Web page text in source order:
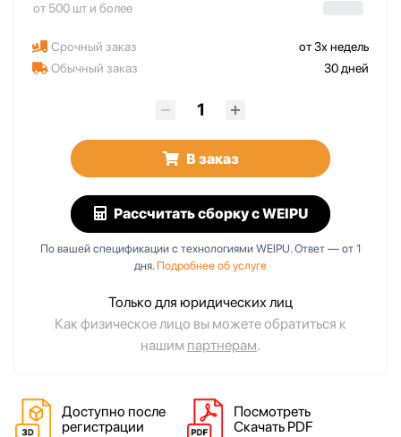
от 500 шт и более
Срочный заказ
от 3х недель
Обычный заказ
30 дней
В заказ
Рассчитать сборкус WEIPU
По вашей спецификации с технологиями WEIPU. Ответ — от 1
дня. Подробнее об услуге
Только для юридических лиц
Как физическое лицо вы можете обратиться к
нашим партнерам.
Доступно после
регистрации
Посмотреть
Скачать PDF